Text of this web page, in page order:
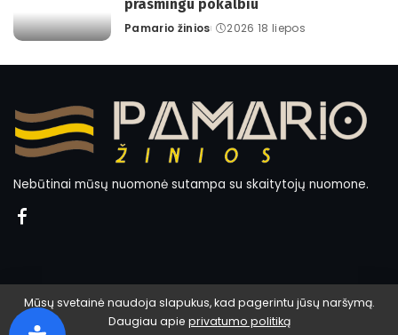
prasmingu pokalbiu
Posted
Pamario žinios 2026 18 liepos
Nebūtinai mūsų nuomonė sutampa su skaitytojų nuomone.
Mūsų svetainė naudoja slapukus, kad pagerintu jūsų naršymą.
Daugiau apie privatumo politiką